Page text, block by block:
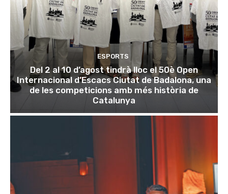
ESPORTS
Del 2 al 10 d’agost tindrà lloc el 50è Open
Internacional d’Escacs Ciutat de Badalona, una
de les competicions amb més història de
Catalunya